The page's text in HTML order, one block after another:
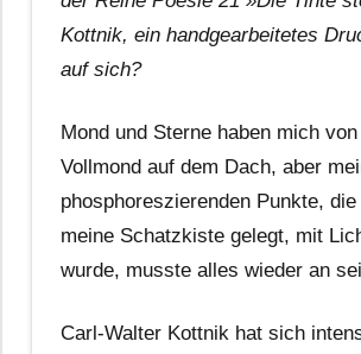
Kottnik, ein handgearbeitetes
auf sich?
Mond und Sterne haben mich
Vollmond auf dem Dach, aber
phosphoreszierenden Punkte,
meine Schatzkiste gelegt, mit
wurde, musste alles wieder an
Carl-Walter Kottnik hat sich